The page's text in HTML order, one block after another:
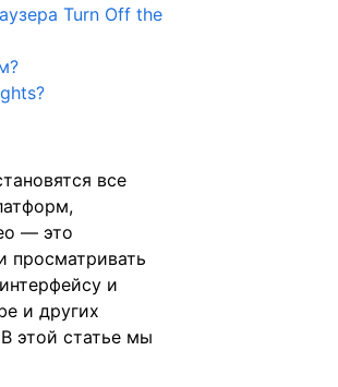
Turn Off the
все
— это
просматривать
и
и других
этой статье мы